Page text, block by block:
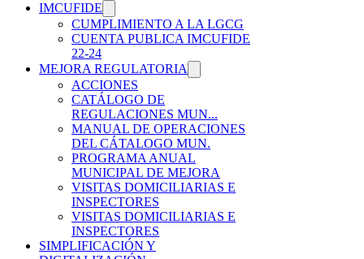
IMCUFIDE
CUMPLIMIENTO A LA LGCG
CUENTA PUBLICA IMCUFIDE
22-24
MEJORA REGULATORIA
ACCIONES
CATÁLOGO DE
REGULACIONES MUN...
MANUAL DE OPERACIONES
DEL CÁTALOGO MUN.
PROGRAMA ANUAL
MUNICIPAL DE MEJORA
VISITAS DOMICILIARIAS E
INSPECTORES
VISITAS DOMICILIARIAS E
INSPECTORES
SIMPLIFICACIÓN Y